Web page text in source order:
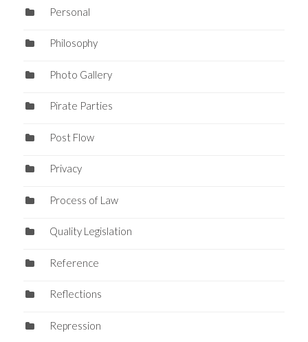
Personal
Philosophy
Photo Gallery
Pirate Parties
Post Flow
Privacy
Process of Law
Quality Legislation
Reference
Reflections
Repression